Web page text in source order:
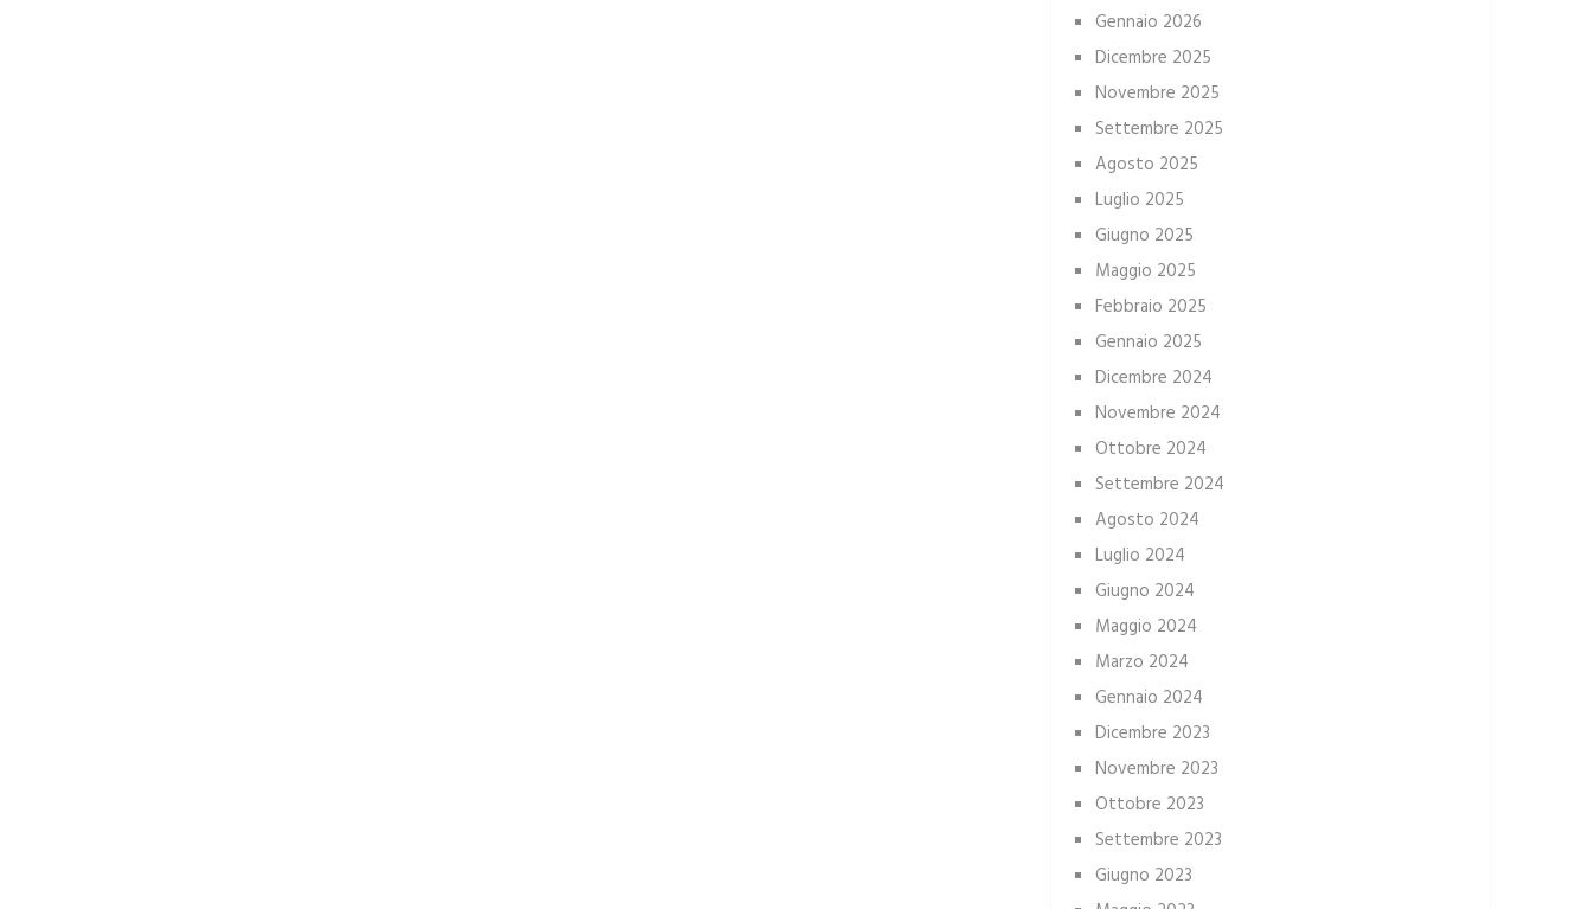
Gennaio 2026
Dicembre 2025
Novembre 2025
Settembre 2025
Agosto 2025
Luglio 2025
Giugno 2025
Maggio 2025
Febbraio 2025
Gennaio 2025
Dicembre 2024
Novembre 2024
Ottobre 2024
Settembre 2024
Agosto 2024
Luglio 2024
Giugno 2024
Maggio 2024
Marzo 2024
Gennaio 2024
Dicembre 2023
Novembre 2023
Ottobre 2023
Settembre 2023
Giugno 2023